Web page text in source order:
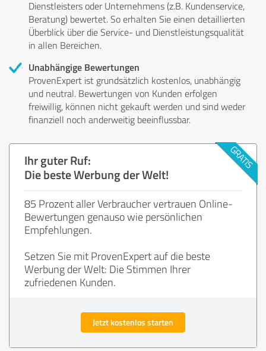
Dienstleisters oder Unternehmens (z.B. Kundenservice,
Beratung) bewertet. So erhalten Sie einen detaillierten
Überblick über die Service- und Dienstleistungsqualität
in allen Bereichen.
Unabhängige Bewertungen
ProvenExpert ist grundsätzlich kostenlos, unabhängig
und neutral. Bewertungen von Kunden erfolgen
freiwillig, können nicht gekauft werden und sind weder
finanziell noch anderweitig beeinflussbar.
Ihr guter Ruf:
Die beste Werbung der Welt!
85 Prozent aller Verbraucher vertrauen Online-
Bewertungen genauso wie persönlichen
Empfehlungen.
Setzen Sie mit ProvenExpert auf die beste
Werbung der Welt: Die Stimmen Ihrer
zufriedenen Kunden.
Jetzt kostenlos starten